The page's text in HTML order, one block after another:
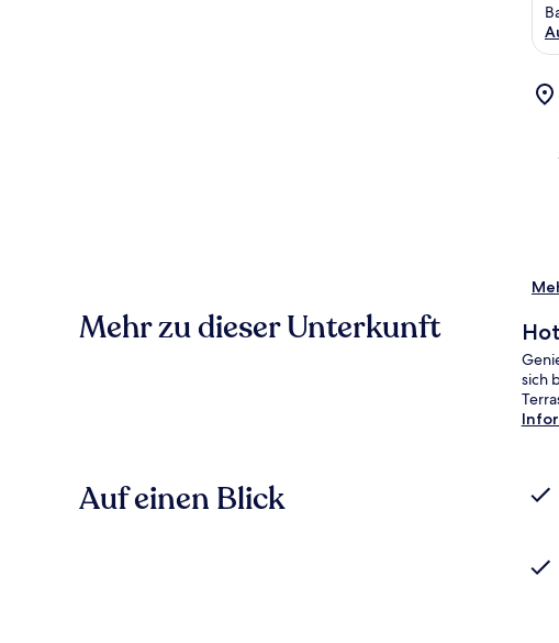
Mehr zu dieser Unterkunft
sich
Auf einen Blick